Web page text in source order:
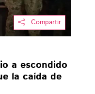
Compartir
a escondido
la caída de